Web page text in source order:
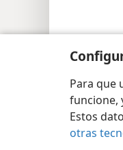
Para que
funcione,
Estos
otras